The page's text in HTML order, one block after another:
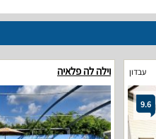
עבדון
9.6
וילה לה פלאיה